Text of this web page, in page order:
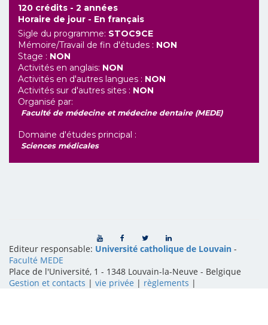
120 crédits - 2 années
Horaire de jour - En français
Sigle du programme: STOC9CE
Mémoire/Travail de fin d'études : NON
Stage : NON
Activités en anglais: NON
Activités en d'autres langues : NON
Activités sur d'autres sites : NON
Organisé par:
Faculté de médecine et médecine dentaire (MEDE)
Domaine d'études principal :
Sciences médicales
Editeur responsable: Université catholique de Louvain -
Faculté MEDE
Place de l'Université, 1 - 1348 Louvain-la-Neuve - Belgique
Gestion et contacts | vie privée | règlements |